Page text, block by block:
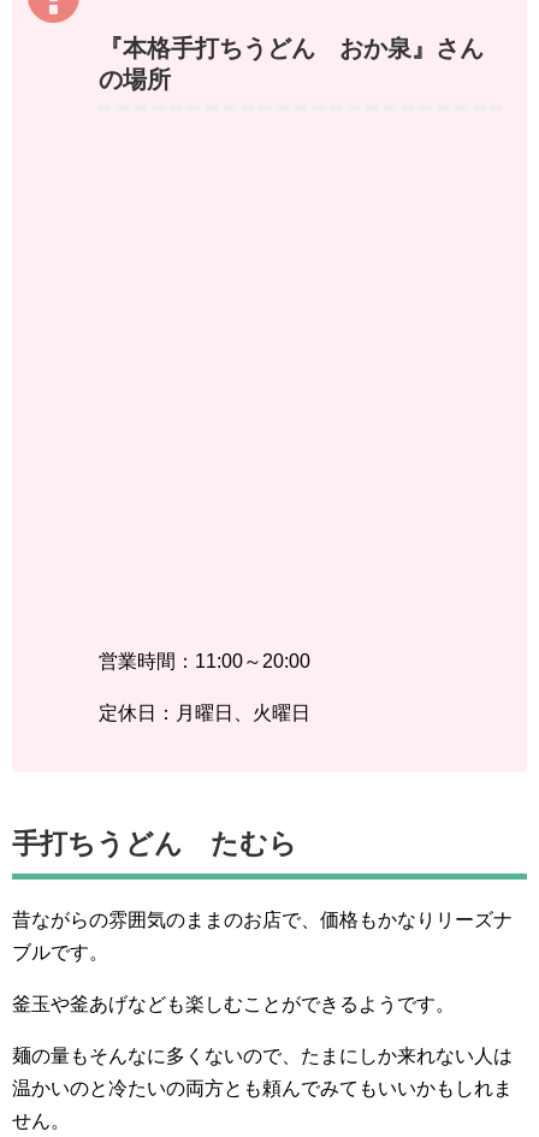
『本格手打ちうどん おか泉』さん
の場所
営業時間：11:00～20:00
定休日：月曜日、火曜日
手打ちうどん たむら
昔ながらの雰囲気のままのお店で、価格もかなりリーズナ
ブルです。
釜玉や釜あげなども楽しむことができるようです。
麺の量もそんなに多くないので、たまにしか来れない人は
温かいのと冷たいの両方とも頼んでみてもいいかもしれま
せん。